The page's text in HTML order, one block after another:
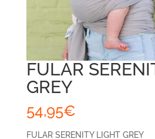
FULAR
GREY
54,95€
FULAR SERENITY LIGHT GREY